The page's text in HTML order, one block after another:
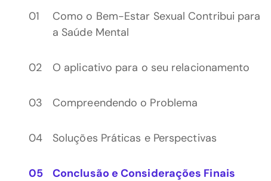
Como o Bem-Estar Sexual Contribui para
a Saúde Mental
O aplicativo para o seu relacionamento
Compreendendo o Problema
Soluções Práticas e Perspectivas
Conclusão e Considerações Finais